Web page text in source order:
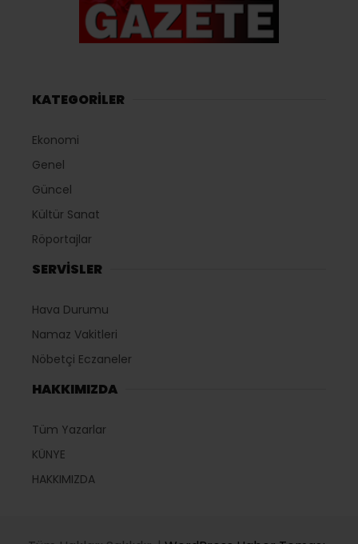
KATEGORİLER
Ekonomi
Genel
Güncel
Kültür Sanat
Röportajlar
SERVİSLER
Hava Durumu
Namaz Vakitleri
Nöbetçi Eczaneler
HAKKIMIZDA
Tüm Yazarlar
KÜNYE
HAKKIMIZDA